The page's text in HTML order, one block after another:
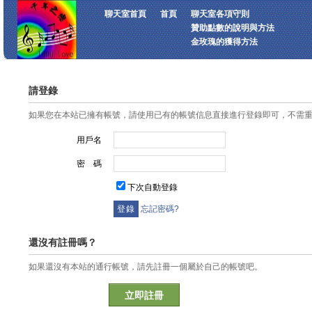
聊天室首頁 首頁
聊天室各項守則
贊助點數的說明與方法
金玫瑰的獲得方法
請登錄
如果您在本站已擁有帳號，請使用已有的帳號信息直接進行登錄即可，不需
用戶名
密 碼
下次自動登錄
忘記密碼?
還沒有註冊嗎？
如果還沒有本站的通行帳號，請先註冊一個屬於自己的帳號吧。
立即註冊